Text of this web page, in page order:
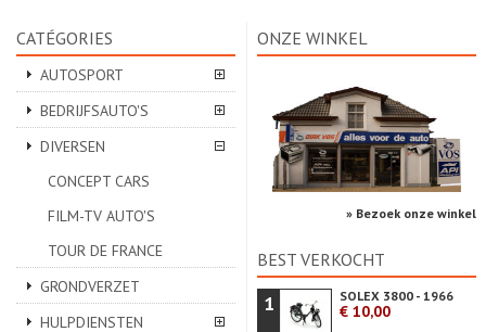
CATÉGORIES
AUTOSPORT
BEDRIJFSAUTO'S
DIVERSEN
CONCEPT CARS
FILM-TV AUTO'S
TOUR DE FRANCE
GRONDVERZET
HULPDIENSTEN
ONZE WINKEL
» Bezoek onze winkel
BEST VERKOCHT
1 SOLEX 3800 - 1966
€ 10,00